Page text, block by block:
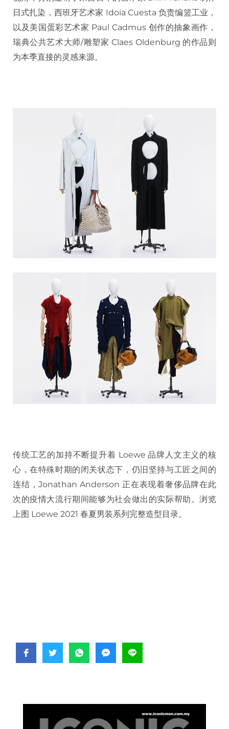
日式扎染，西班牙艺术家 Idoia Cuesta 负责编篮工业，
以及美国蛋彩艺术家 Paul Cadmus 创作的抽象画作，
瑞典公共艺术大师/雕塑家 Claes Oldenburg 的作品则
为本季直接的灵感来源。
传统工艺的加持不断提升着 Loewe 品牌人文主义的核
心，在特殊时期的闭关状态下，仍旧坚持与工匠之间的
连结，Jonathan Anderson 正在表现着奢侈品牌在此
次的疫情大流行期间能够为社会做出的实际帮助。浏览
上图 Loewe 2021 春夏男装系列完整造型目录。